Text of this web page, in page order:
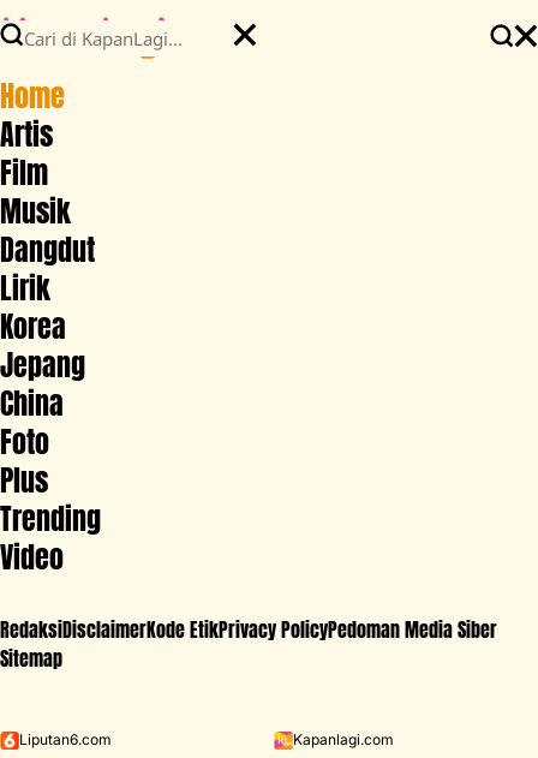
Iklan - Scroll ke bawah untuk melanjutkan
Home
Artis
Film
Musik
Dangdut
Lirik
Korea
Jepang
China
Foto
Plus
Trending
Video
RedaksiDisclaimerKode EtikPrivacy PolicyPedoman Media Siber
Sitemap
Liputan6.com
Kapanlagi.com